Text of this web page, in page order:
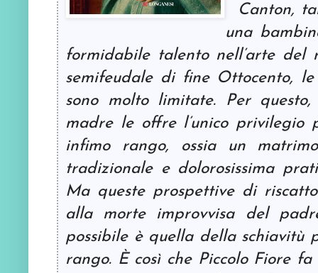
Canton,
una
formidabile talento nell’arte del
semifeudale di fine Ottocento,
sono molto limitate. Per
madre le offre l’unico privilegio
infimo rango, ossia un
tradizionale e dolorosissima
Ma queste prospettive di
alla morte improvvisa del
possibile è quella della schiavitù
rango. È così che Piccolo Fiore